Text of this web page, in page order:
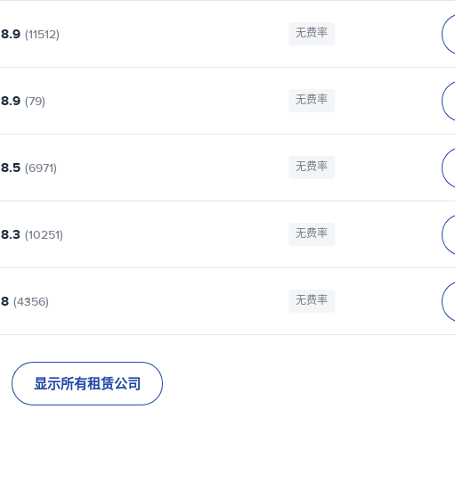
8.9 (11512) 无费率
8.9 (79) 无费率
8.5 (6971) 无费率
8.3 (10251) 无费率
8 (4356) 无费率
显示所有租赁公司